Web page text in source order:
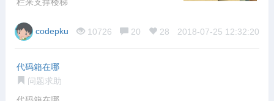
codepku 10726 20 28 2018-07-25 12:32:20
代码箱在哪
问题求助